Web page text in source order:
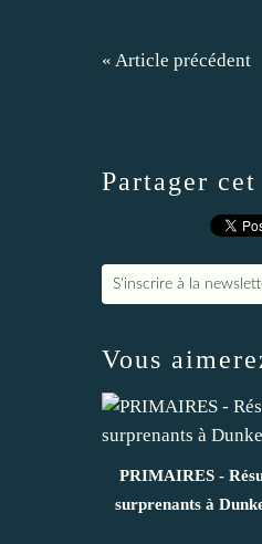
« Article précédent
Partager
S'inscrire à la
Vous
PRIMAIRES -
surprenants à